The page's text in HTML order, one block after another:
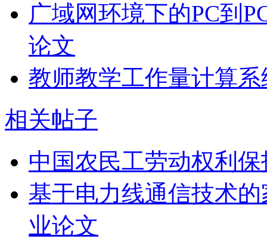
广域网环境下的PC到
论文
教师教学工作量计算
相关帖子
中国农民工劳动权利
基于电力线通信技术
业论文